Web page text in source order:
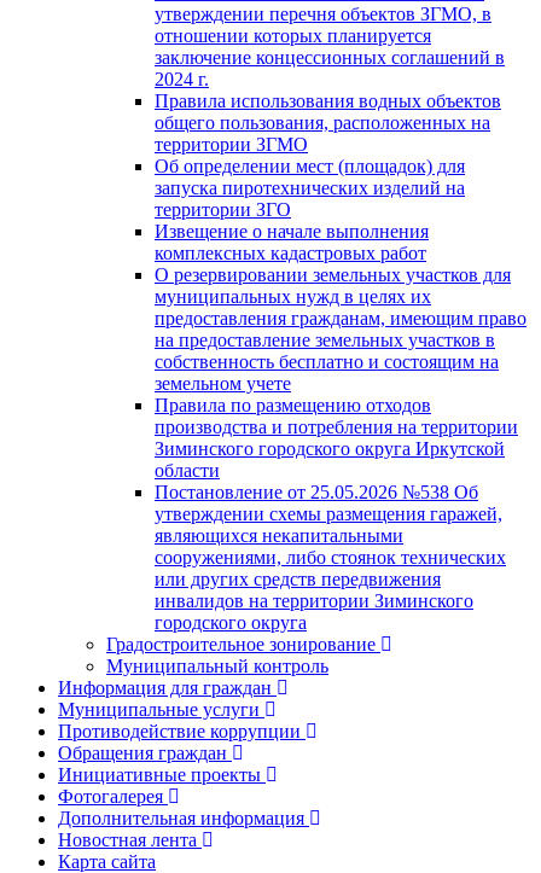
утверждении перечня объектов ЗГМО, в
отношении которых планируется
заключение концессионных соглашений в
2024 г.
Правила использования водных объектов
общего пользования, расположенных на
территории ЗГМО
Об определении мест (площадок) для
запуска пиротехнических изделий на
территории ЗГО
Извещение о начале выполнения
комплексных кадастровых работ
О резервировании земельных участков для
муниципальных нужд в целях их
предоставления гражданам, имеющим право
на предоставление земельных участков в
собственность бесплатно и состоящим на
земельном учете
Правила по размещению отходов
производства и потребления на территории
Зиминского городского округа Иркутской
области
Постановление от 25.05.2026 №538 Об
утверждении схемы размещения гаражей,
являющихся некапитальными
сооружениями, либо стоянок технических
или других средств передвижения
инвалидов на территории Зиминского
городского округа
Градостроительное зонирование
Муниципальный контроль
Информация для граждан
Муниципальные услуги
Противодействие коррупции
Обращения граждан
Инициативные проекты
Фотогалерея
Дополнительная информация
Новостная лента
Карта сайта